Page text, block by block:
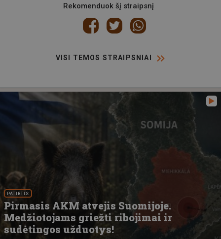
Rekomenduok šį straipsnį
VISI TEMOS STRAIPSNIAI
PATIRTIS
Pirmasis AKM atvejis Suomijoje.
Medžiotojams griežti ribojimai ir
sudėtingos užduotys!